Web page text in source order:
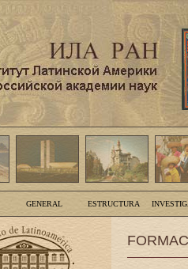
GENERAL ESTRUCTURA